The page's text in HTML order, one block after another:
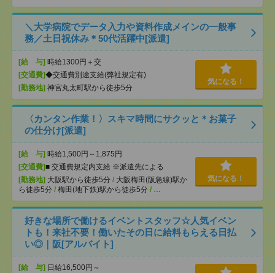
＼大学病院でデータ入力や資料作成メインの一般事
務／土日祝休み＊50代活躍中[派遣]
[給 与] 時給1300円＋交
[交通費]◆交通費別途支給(弊社規定有)
[勤務地] 神宮丸太町駅から徒歩5分
気になる！
〈カンタン作業！〉スキマ時間にサクッと＊お菓子
の仕分け[派遣]
[給 与] 時給1,500円～1,875円
[交通費]■ 交通費規定内支給 ※派遣先による
[勤務地] 大阪駅から徒歩5分 / 大阪梅田(阪急線)駅か
ら徒歩5分 / 梅田(地下鉄)駅から徒歩5分 / …
気になる！
好きな場所で働けるイベントスタッフ☆人気イベン
トも！来社不要！働いたその日に給料もらえる日払
い◎｜阪[アルバイト]
[給 与] 日給16,500円～